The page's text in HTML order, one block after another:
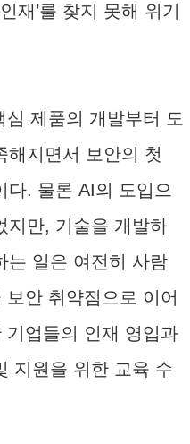
재’를 찾지 못해 위기
제품의 개발부터 도
해지면서 보안의 첫
다. 물론 AI의 도입으
지만, 기술을 개발하
는 일은 여전히 사람
안 취약점으로 이어
기업들의 인재 영입과
지원을 위한 교육 수